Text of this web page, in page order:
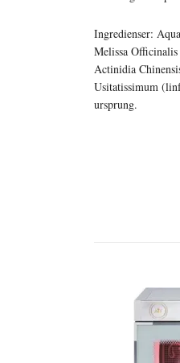
Ingredienser:
Melissa
Actinidia
Usitatissimum
ursprung.